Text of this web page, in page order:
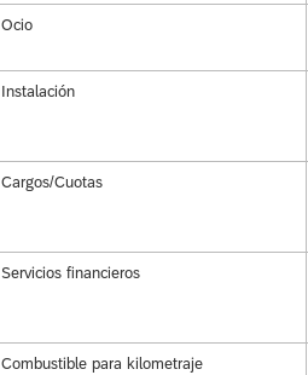
Ocio
Instalación
Cargos/Cuotas
Servicios financieros
Combustible para kilometraje